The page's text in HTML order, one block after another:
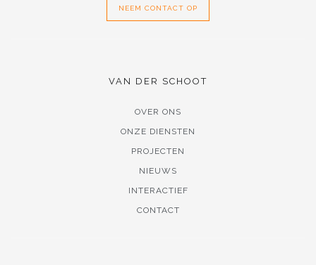
NEEM CONTACT OP
VAN DER SCHOOT
OVER ONS
ONZE DIENSTEN
PROJECTEN
NIEUWS
INTERACTIEF
CONTACT